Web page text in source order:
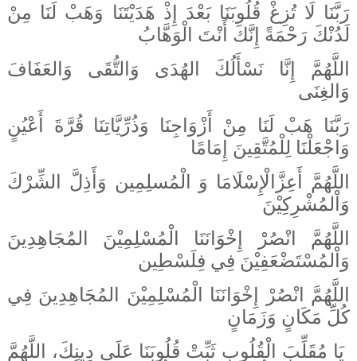
رَبَّنَا لَا تُزِغْ قُلُوبَنَا بَعْدَ إِذْ هَدَيْتَنَا وَهَبْ لَنَا مِنْ
لَدُنْكَ رَحْمَةً إِنَّكَ أَنْتَ الْوَهَّابُ
اللَّهُمَّ إِنَّا نَسْأَلُكَ الهُدَى وَالتُّقَى وَالعَفَافَ
وَالغِنَى
رَبَّنَا هَبْ لَنَا مِنْ أَزْوَاجِنَا وَذُرِّيَّاتِنَا قُرَّةَ أَعْيُنٍ
وَاجْعَلْنَا لِلْمُتَّقِينَ إِمَامًا
اللَّهُمَّ أَعِزَّالْإِسْلَامَا وَ الْمُسلِمِين وَأَذِلَّ الشِّرْكَ
وَاْلمُشْرِكِيْنَ
اللَّهُمَّ انْصُرْ إِخْوَانَنَا الْمُسْلِمِيْنَ المُجَاهِدِينَ
وَاْلمُسْتَضْعَفِيْنَ فِي فِلَسْطِين
اللَّهُمَّ انْصُرْ إِخْوَانَنَا الْمُسْلِمِيْنَ المُجَاهِدِينَ فِي
كُلِّ مَكَانٍ وَزَمَانٍ
يَا مُقَلِّبَ الْقُلُوبِ ثَبِّتْ قُلُوبَنَا عَلَى دِينِكَ،
اللَّهُمَّ